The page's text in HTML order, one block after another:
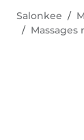
Salonkee
Massages